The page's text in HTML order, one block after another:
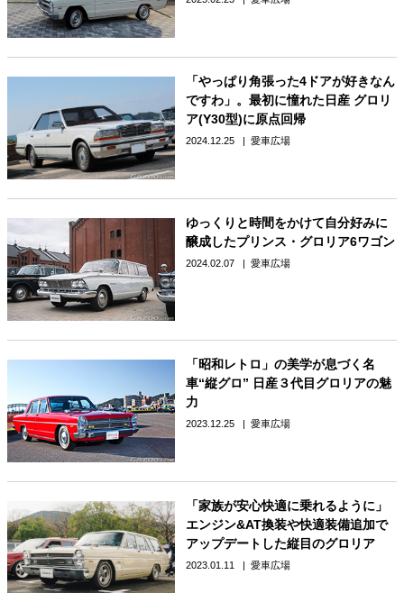
「やっぱり角張った4ドアが好きなん
ですわ」。最初に憧れた日産 グロリ
ア(Y30型)に原点回帰
2024.12.25 愛車広場
ゆっくりと時間をかけて自分好みに
醸成したプリンス・グロリア6ワゴン
2024.02.07 愛車広場
「昭和レトロ」の美学が息づく名
車“縦グロ” 日産３代目グロリアの魅
力
2023.12.25 愛車広場
「家族が安心快適に乗れるように」
エンジン&AT換装や快適装備追加で
アップデートした縦目のグロリア
2023.01.11 愛車広場